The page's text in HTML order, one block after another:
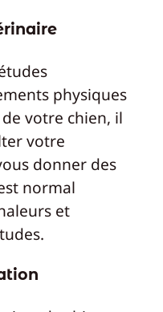
physiques
votre chien, il
votre
donner des
normal
et